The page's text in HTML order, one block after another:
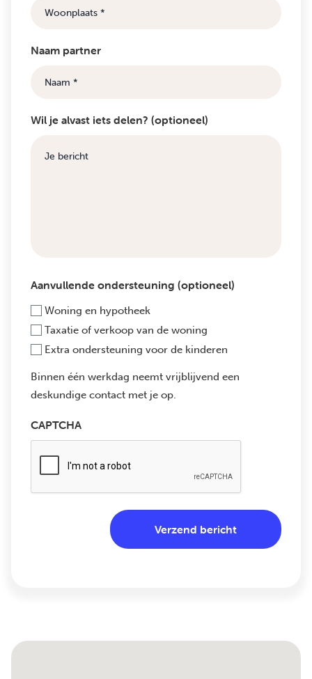
Naam partner
Wil je alvast iets delen? (optioneel)
Aanvullende ondersteuning (optioneel)
Woning en hypotheek
Taxatie of verkoop van de woning
Extra ondersteuning voor de kinderen
Binnen één werkdag neemt vrijblijvend een
deskundige contact met je op.
CAPTCHA